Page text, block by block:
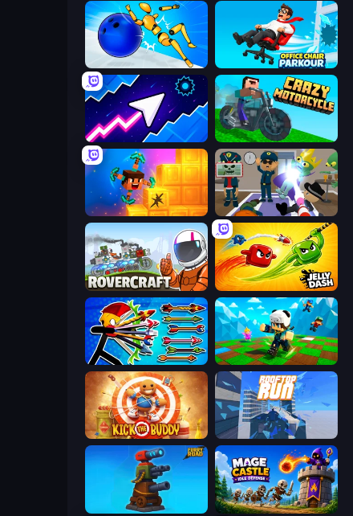
Playground Man! Ragdoll Show! Office Chair Parkour
Space Waves Crazy Motorcycle
Merge & Dig! Find The Alien
Rovercraft Jelly Dash
Archer Ragdoll Masters Robby: Many Games
Kick the Buddy Rooftop Run
Furry Road Mage Castle Idle Defense